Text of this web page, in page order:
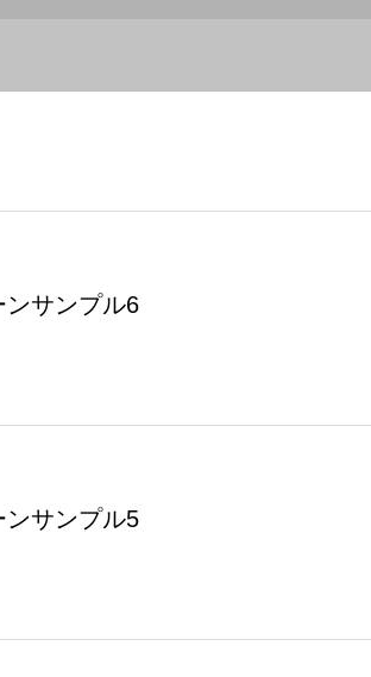
ンサンプル6
ンサンプル5